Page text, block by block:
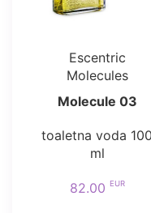
Escentric
Molecules
Molecule 03
toaletna voda 100
ml
82.00 EUR